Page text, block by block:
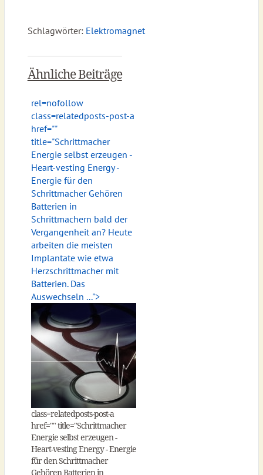
Schlagwörter: Elektromagnet
Ähnliche Beiträge
rel=nofollow
class=relatedposts-post-a
href=""
title="Schrittmacher
Energie selbst erzeugen -
Heart-vesting Energy -
Energie für den
Schrittmacher Gehören
Batterien in
Schrittmachern bald der
Vergangenheit an? Heute
arbeiten die meisten
Implantate wie etwa
Herzschrittmacher mit
Batterien. Das
Auswechseln ...">
class=relatedposts-post-a
href="" title="Schrittmacher
Energie selbst erzeugen -
Heart-vesting Energy - Energie
für den Schrittmacher
Gehören Batterien in